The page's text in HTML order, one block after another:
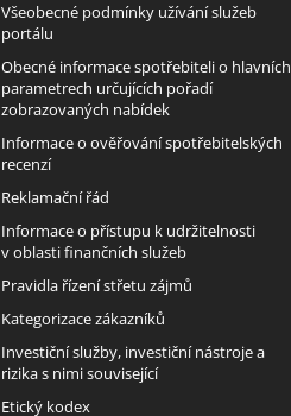
Všeobecné podmínky užívání služeb
portálu
Obecné informace spotřebiteli o hlavních
parametrech určujících pořadí
zobrazovaných nabídek
Informace o ověřování spotřebitelských
recenzí
Reklamační řád
Informace o přístupu k udržitelnosti
v oblasti finančních služeb
Pravidla řízení střetu zájmů
Kategorizace zákazníků
Investiční služby, investiční nástroje a
rizika s nimi související
Etický kodex